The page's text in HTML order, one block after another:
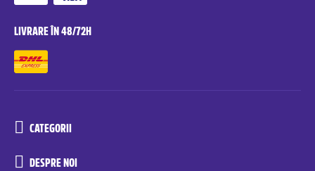
LIVRARE ÎN 48/72H
CATEGORII
DESPRE NOI